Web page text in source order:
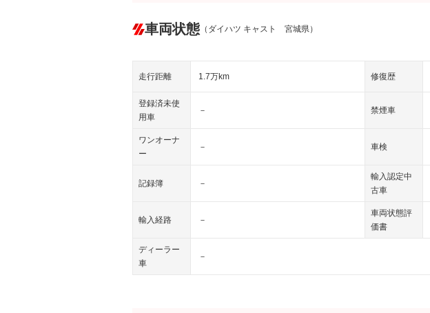
車両状態 （ダイハツ キャスト 宮城県）
走行距離 1.7万km 修復歴
登録済未使
用車
－ 禁煙車
ワンオーナ
ー
－ 車検
記録簿 －
輸入認定中
古車
輸入経路 －
車両状態評
価書
ディーラー
車
－